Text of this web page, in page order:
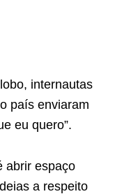
internautas
país enviaram
eu quero”.
abrir espaço
a respeito